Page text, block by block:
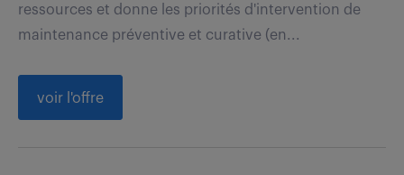
ressources et donne les priorités d'intervention de
maintenance préventive et curative (en...
voir l'offre